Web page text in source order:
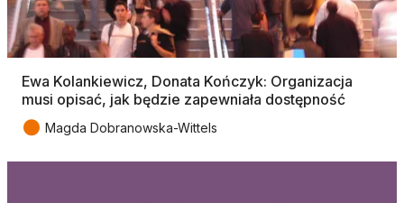
Ewa Kolankiewicz, Donata Kończyk: Organizacja
musi opisać, jak będzie zapewniała dostępność
● Magda Dobranowska-Wittels